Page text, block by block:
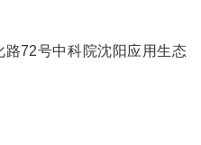
72号中科院沈阳应用生态